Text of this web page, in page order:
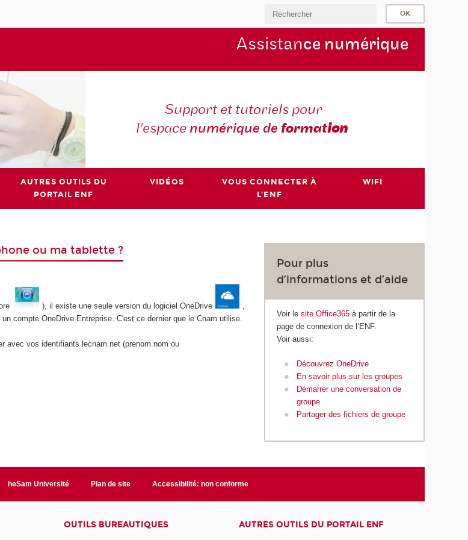
Assistance numérique
Support et tutoriels pour
l'espace numérique de formation
AUTRES OUTILS DU
PORTAIL ENF
VIDÉOS
VOUS CONNECTER À
L'ENF
WIFI
ou ma tablette ?
), il existe une seule version du logiciel OneDrive
,
compte OneDrive Entreprise. C'est ce dernier que le Cnam utilise.
avec vos identifiants lecnam.net (prenom.nom ou
Pour plus
d’informations et d’aide
Voir lesite Office365 à partir de la
page de connexion de l’ENF.
Voir aussi:
Découvrez OneDrive
En savoir plus sur les groupes
Démarrer une conversation de
groupe
Partager des fichiers de groupe
heSam Université Plan de site Accessibilité: non conforme
OUTILS BUREAUTIQUES AUTRES OUTILS DU PORTAIL ENF